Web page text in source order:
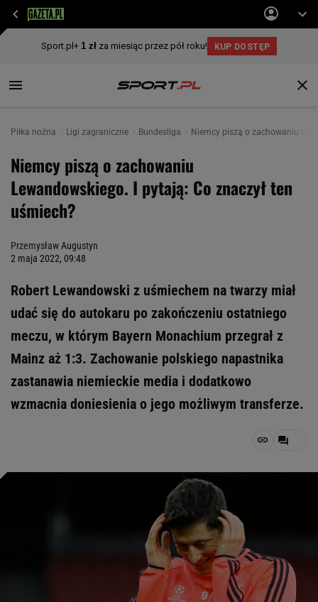
Piłka nożna Ligi zagraniczne Bundesliga Niemcy piszą o zachowaniu
Niemcy piszą o zachowaniu
Lewandowskiego. I pytają: Co znaczył ten
uśmiech?
Przemysław Augustyn
2 maja 2022, 09:48
Robert Lewandowski z uśmiechem na twarzy miał
udać się do autokaru po zakończeniu ostatniego
meczu, w którym Bayern Monachium przegrał z
Mainz aż 1:3. Zachowanie polskiego napastnika
zastanawia niemieckie media i dodatkowo
wzmacnia doniesienia o jego możliwym transferze.